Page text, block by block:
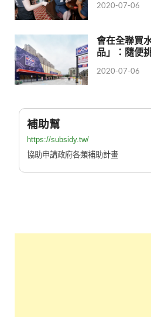
2020-07-06
會在全聯買
品」：隨便
2020-07-06
補助幫
https://subsidy.tw/
協助申請政府各類補助計畫